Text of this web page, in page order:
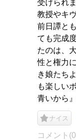
受けられ
教授やキ
前日譚と
ても完成
たのは、
性と権力
き娘たち
も楽しい
青いから
ナイス
コメント